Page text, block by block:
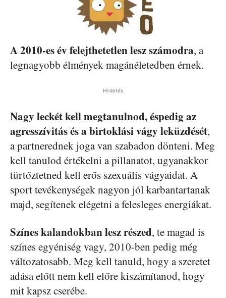
A 2010-esév felejthetetlen lesz számodra, a
legnagyobb élmények magánéletedben érnek.
Hirdetés
Nagy leckét kell megtanulnod, éspedig az
agresszívitásés a birtoklási vágy leküzdését,
a partnerednek joga van szabadon dönteni. Meg
kell tanulod értékelni a pillanatot, ugyanakkor
türtőztetned kell erős szexuális vágyaidat. A
sport tevékenységek nagyon jól karbantartanak
majd, segítenek elégetni a felesleges energiákat.
Színes kalandokban lesz részed, te magad is
színes egyéniség vagy, 2010-ben pedig még
változatosabb. Meg kell tanuld, hogy a szeretet
adása előtt nem kell előre kiszámítanod, hogy
mit kapsz cserébe.